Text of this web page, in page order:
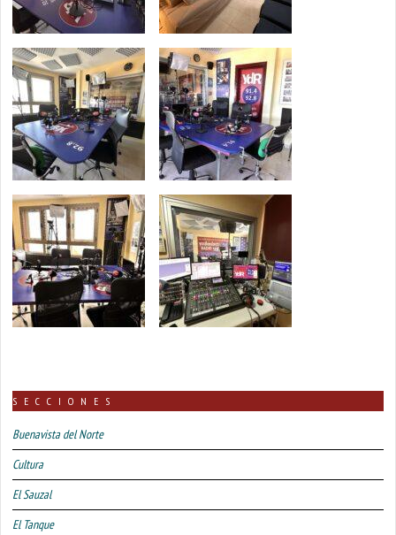
SECCIONES
Buenavista del Norte
Cultura
El Sauzal
El Tanque